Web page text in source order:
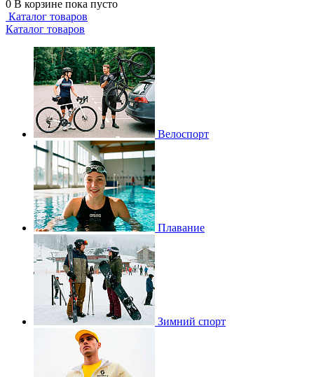
0 В корзине пока пусто
Каталог товаров
Каталог товаров
Велоспорт
Плавание
Зимний спорт